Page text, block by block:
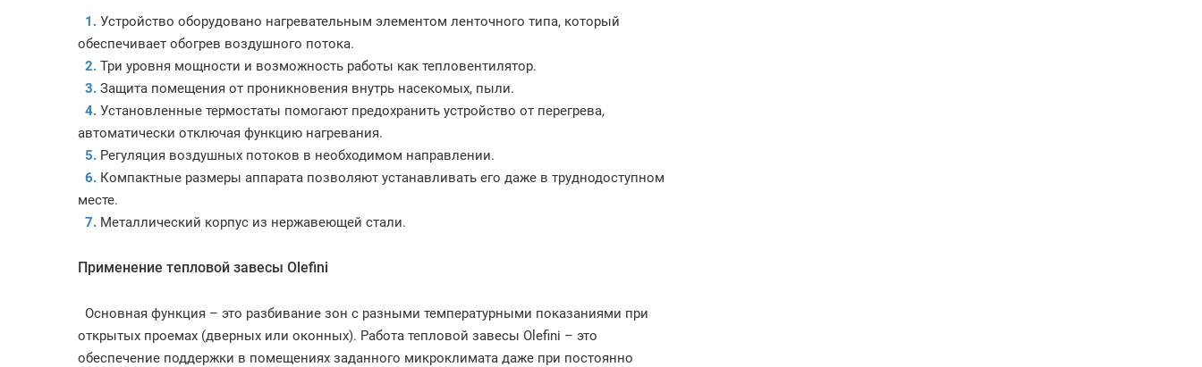
1. Устройство оборудовано нагревательным элементом ленточного типа, который
обеспечивает обогрев воздушного потока.
2. Три уровня мощности и возможность работы как тепловентилятор.
3. Защита помещения от проникновения внутрь насекомых, пыли.
4. Установленные термостаты помогают предохранить устройство от перегрева,
автоматически отключая функцию нагревания.
5. Регуляция воздушных потоков в необходимом направлении.
6. Компактные размеры аппарата позволяют устанавливать его даже в труднодоступном
месте.
7. Металлический корпус из нержавеющей стали.
Применение тепловой завесы Olefini
Основная функция – это разбивание зон с разными температурными показаниями при
открытых проемах (дверных или оконных). Работа тепловой завесы Olefini – это
обеспечение поддержки в помещениях заданного микроклимата даже при постоянно